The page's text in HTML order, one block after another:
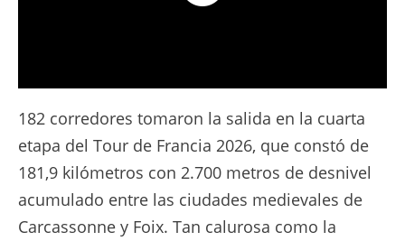
182 corredores tomaron la salida en la cuarta
etapa del Tour de Francia 2026, que constó de
181,9 kilómetros con 2.700 metros de desnivel
acumulado entre las ciudades medievales de
Carcassonne y Foix. Tan calurosa como la